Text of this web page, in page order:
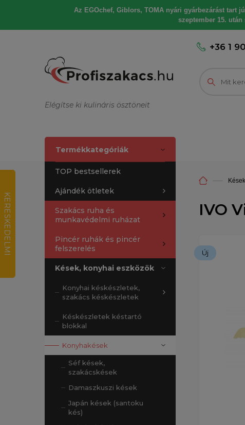
Az EGOchef, Giblors, TOMA nyári gyárbezárást tart
szeptember 15.
Elégítse ki kulináris ösztöneit
+36 1
Termékkategóriák
TOP bestsellerek
Ajándék ötletek
Szakács ruha és
munkavédelmi ruházat
Pincér ruhák és pincér
felszerelés
Kések, konyhai eszközök
Konyhai késkészletek,
szakács késkészletek
Késkészletek késtartó
blokkal
Konyhakések
Séf kések,
szakácskések
Damaszkuszi kések
Japán kések (santoku
kés)
IVO
Új
K
E
R
E
S
K
E
D
E
L
M
I
R
T
É
K
E
L
É